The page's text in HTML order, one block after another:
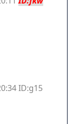
ID:g15